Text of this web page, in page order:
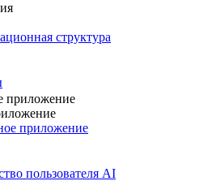
структура
приложение
приложение
пользователя AI